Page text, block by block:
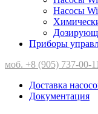
Насосы
Приборы
моб. +8 (905) 737-00-11
Доставка
Документация